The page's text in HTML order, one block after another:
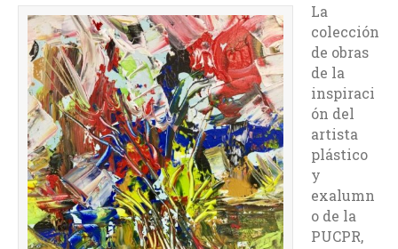
La
colección
de obras
de la
inspiraci
ón del
artista
plástico
y
exalumn
o de la
PUCPR,